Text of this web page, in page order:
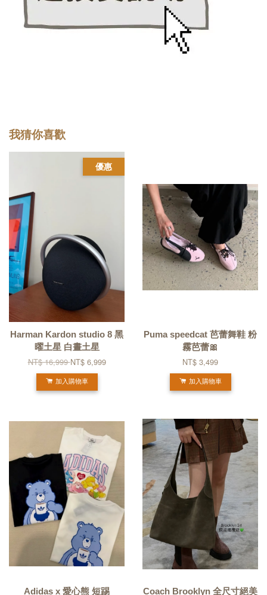
我猜你喜歡
優惠
Harman Kardon studio 8 黑
曜土星 白晝土星
NT$ 16,999NT$ 6,999
加入購物車
Puma speedcat 芭蕾舞鞋 粉
霧芭蕾🎀
NT$ 3,499
加入購物車
Adidas x 愛心熊 短踢 Coach Brooklyn 全尺寸絕美